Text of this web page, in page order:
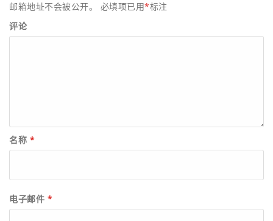
邮箱地址不会被公开。 必填项已用*标注
评论
名称 *
电子邮件 *